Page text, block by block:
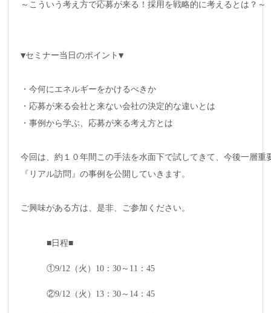
▼セミナー当日のポイント▼
・今何にエネルギーをかけるべきか
・応募が来る会社と来ない会社の決定的な違いとは
・事例から学ぶ、応募が来る考え方とは
今回は、約１０年間この手法を水面下で試してきて、今後一層重
『リアル訪問』の事例を公開していきます。
ご興味がある方は、是非、ご参加ください。
■日程■
①9/12（火）10：30～11：45
②9/12（火）13：30～14：45